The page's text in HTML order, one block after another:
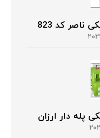
ناصر کد 823
پله دار ارزان